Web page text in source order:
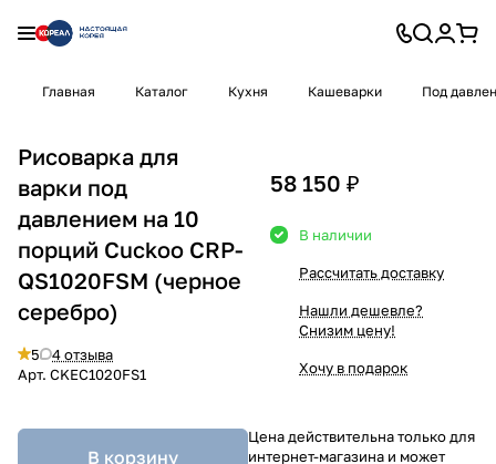
Главная Каталог Кухня Кашеварки Под
Рисоварка для
варки под
давлением на 10
порций Cuckoo CRP-
QS1020FSM (черное
серебро)
5
4 отзыва
Арт. CKEC1020FS1
В корзину
58 150 ₽
В наличии
Рассчитать доставку
Нашли дешевле?
Снизим цену!
Хочу в подарок
Цена действительна только для
интернет-магазина и может